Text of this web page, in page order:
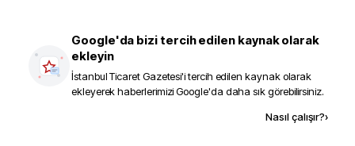
Google'da bizi tercih edilen kaynak olarak
ekleyin
İstanbul Ticaret Gazetesi'i tercih edilen kaynak olarak
ekleyerek haberlerimizi Google'da daha sık görebilirsiniz.
Nasıl çalışır?›